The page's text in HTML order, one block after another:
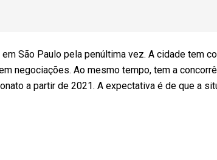
São Paulo pela penúltima vez. A cidade tem
negociações. Ao mesmo tempo, tem a
a partir de 2021. A expectativa é de que a